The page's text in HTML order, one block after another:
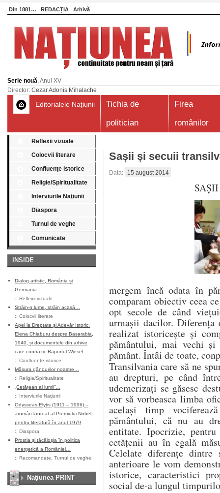
Din 1881… REDACȚIA Arhivă
Serie nouă, Anul XV
Director: Cezar Adonis Mihalache
Editorialele Națiunii
Tichia de
politician
Firea
românilor
Reflexii vizuale
Colocvii literare
Confluenţe istorice
Religie/Spiritualitate
Interviurile Naţiunii
Diaspora
Turnul de veghe
Comunicate
INSIDE
Dialog artistic, România și
Germania…
:: Reflexii vizuale
Străin-n lume, străin acasă…
:: Colocvii literare
Apel la Dreptate și Adevăr Istoric:
Elena Chiaburu despre Basarabia,
1940, și documentele din arhive
care contrazic Raportul Wiesel
:: Confluenţe istorice
Măsura gândurilor noastre…
:: Religie/Spiritualitate
„Cetățean al lumii”…
:: Interviurile Naţiunii
Odysseas Elytis (1911 – 1996) –
aromân laureat al Premiului Nobel
pentru literatură în anul 1979
:: Diaspora
Prostia și tăcăloșia în politica
energetică a României…
:: Recomandate Turnul de veghe
Naţiunea PRINT
Sașii și secuii
Data: 15 august 2014
SAŞII
mergem încă odata în
comparam obiectiv ceea
opt secole de când
urmaşii dacilor. Diferenţa
realizat istoriceşte şi
pământului, mai vechi
pământ. Întâi de toate,
Transilvania care să ne
au drepturi, pe când
udemerizaţi se găsesc
vor să vorbeasca limba
acelaşi timp
pământului, că nu au
entitate. Ipocrizie,
cetăţenii au în egală
Celelate diferenţe
anterioare le vom
istorice, caracteristici
social de-a lungul